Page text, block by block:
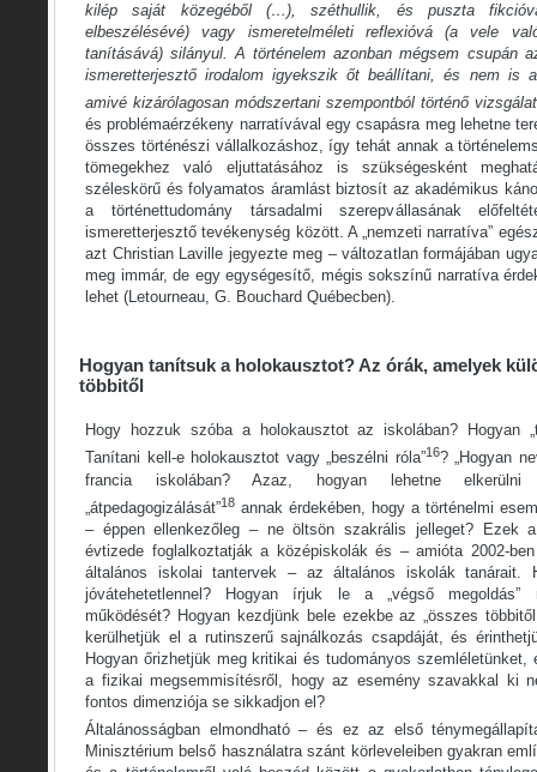
kilép saját közegéből (…), széthullik, és puszta
elbeszélésévé) vagy ismeretelméleti reflexióvá (a vele
tanításává) silányul. A történelem azonban mégsem csupán
ismeretterjesztő irodalom igyekszik őt beállítani, és nem is
amivé kizárólagosan módszertani szempontból történő
és problémaérzékeny narratívával egy csapásra meg lehetne
összes történészi vállalkozáshoz, így tehát annak a
tömegekhez való eljuttatásához is szükségesként
széleskörű és folyamatos áramlást biztosít az akadémikus
a történettudomány társadalmi szerepvállasának
ismeretterjesztő tevékenység között. A „nemzeti narratíva”
azt Christian Laville jegyezte meg – változatlan formájában
meg immár, de egy egységesítő, mégis sokszínű narratíva
lehet (Letourneau, G. Bouchard Québecben).
Hogyan tanítsuk a holokausztot? Az órák, amelyek
többitől
Hogy hozzuk szóba a holokausztot az iskolában? Hogyan
Tanítani kell-e holokausztot vagy „beszélni róla”16? „Hogyan
francia iskolában? Azaz, hogyan lehetne
„átpedagogizálását”18 annak érdekében, hogy a történelmi
– éppen ellenkezőleg – ne öltsön szakrális jelleget? Ezek
évtizede foglalkoztatják a középiskolák és – amióta 2002-
általános iskolai tantervek – az általános iskolák tanárait.
jóvátehetetlennel? Hogyan írjuk le a „végső megoldás”
működését? Hogyan kezdjünk bele ezekbe az „összes
kerülhetjük el a rutinszerű sajnálkozás csapdáját, és
Hogyan őrizhetjük meg kritikai és tudományos szemléletünket,
a fizikai megsemmisítésről, hogy az esemény szavakkal ki
fontos dimenziója se sikkadjon el?
Általánosságban elmondható – és ez az első
Minisztérium belső használatra szánt körleveleiben gyakran